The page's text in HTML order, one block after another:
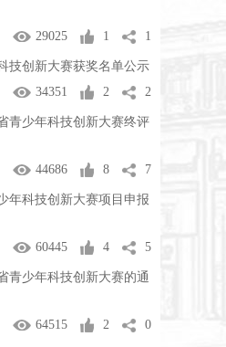
29025
1 1
技创新大赛获奖名单公示
34351
2 2
青少年科技创新大赛终评
44686
8 7
年科技创新大赛项目申报
60445
4 5
青少年科技创新大赛的通
64515
2 0